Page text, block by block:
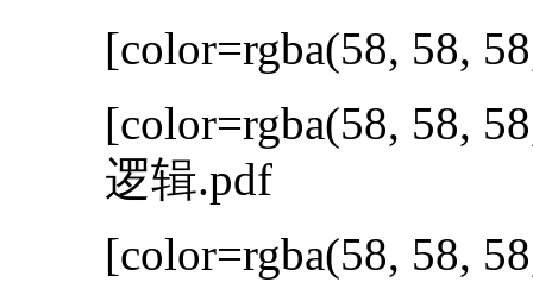
[color=rgba(58, 58,
[color=rgba(58, 58,
逻辑.pdf
[color=rgba(58, 58,